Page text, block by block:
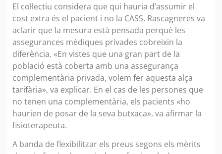
El col·lectiu considera que qui hauria d’assumir el
cost extra és el pacient i no la CASS. Rascagneres va
aclarir que la mesura està pensada perquè les
assegurances mèdiques privades cobreixin la
diferència. «En vistes que una gran part de la
població està coberta amb una assegurança
complementària privada, volem fer aquesta alça
tarifària», va explicar. En el cas de les persones que
no tenen una complementària, els pacients «ho
haurien de posar de la seva butxaca», va afirmar la
fisioterapeuta.
A banda de flexibilitzar els preus segons els mèrits